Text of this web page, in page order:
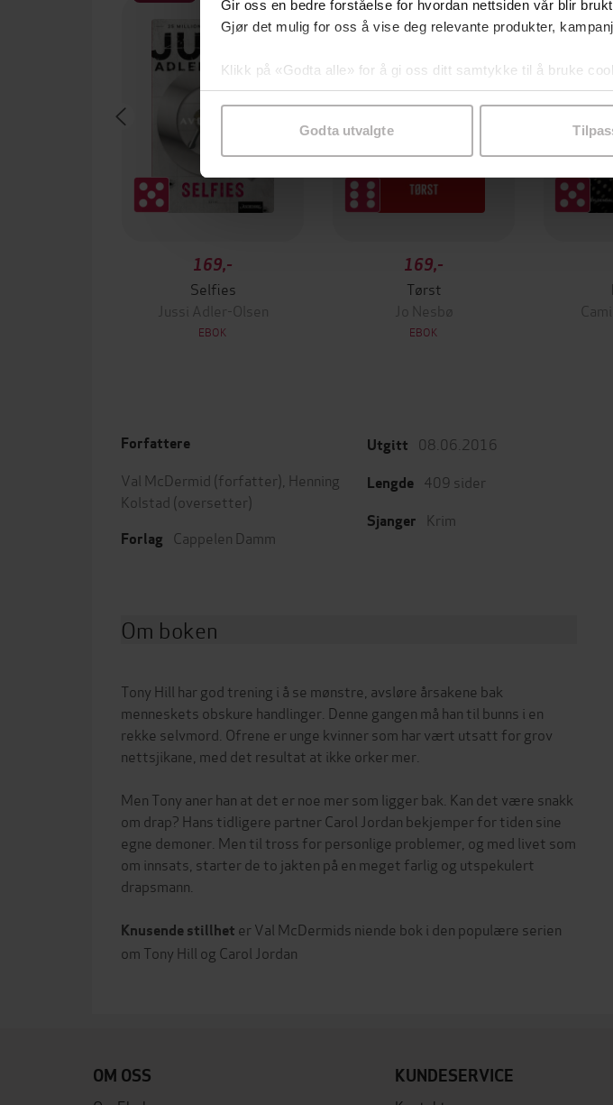
Gir oss en bedre forståelse for hvordan nettsiden vår blir
Gjør det mulig for oss å vise deg relevante produkter,
Klikk på «Godta alle» for å gi oss ditt samtykke til å bruke
samtykke til spesifikke formål ved å klikke på «Tilpass».
Godta utvalgte
169,-
Selfies
Jussi Adler-Olsen
EBOK
169,-
Tørst
Jo Nesbø
EBOK
Forfattere
Val McDermid (forfatter), Henning
Kolstad (oversetter)
Forlag Cappelen Damm
Utgitt 08.06.2016
Lengde 409 sider
Sjanger Krim
Om boken
Tony Hill har god trening i å se mønstre, avsløre årsakene bak
menneskets obskure handlinger. Denne gangen må han til bunns i en
rekke selvmord. Ofrene er unge kvinner som har vært utsatt for grov
nettsjikane, med det resultat at ikke orker mer.
Men Tony aner han at det er noe mer som ligger bak. Kan det være snakk
om drap? Hans tidligere partner Carol Jordan bekjemper for tiden sine
egne demoner. Men til tross for personlige problemer, og med livet som
om innsats, starter de to jakten på en meget farlig og utspekulert
drapsmann.
Knusende stillhet er Val McDermids niende bok i den populære serien
om Tony Hill og Carol Jordan
OM OSS
KUNDESERVICE